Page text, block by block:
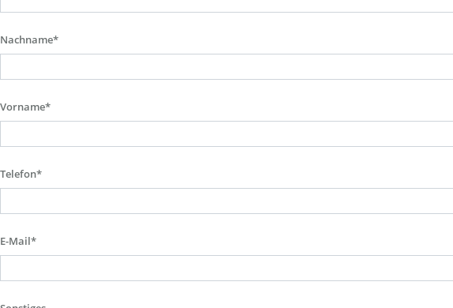
Nachname*
Vorname*
Telefon*
E-Mail*